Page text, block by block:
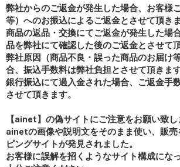
弊社からのご返金が発生した場合、お客様
等）へのお振込によるご返金とさせて頂きま
商品の返品・交換にてご返金が発生した場
品を弊社にて確認した後のご返金とさせて頂
弊社原因（商品不良・誤った商品のお届け
合、振込手数料は弊社負担とさせて頂きます
銀行振込にて過入金された場合、ご返金手
させて頂きます。
【ainet】の偽サイトにご注意をお願い致し
ainetの画像や説明文をそのまま使い、販売
ピングサイトが発見されました。
お客様に誤解を招くようなサイト構成にな